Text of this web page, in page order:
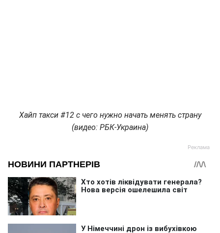
Хайп такси #12 с чего нужно начать менять страну
(видео: РБК-Украина)